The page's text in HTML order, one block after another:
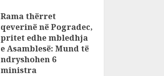
Rama thërret
qeverinë në Pogradec,
pritet edhe mbledhja
e Asamblesë: Mund të
ndryshohen 6
ministra